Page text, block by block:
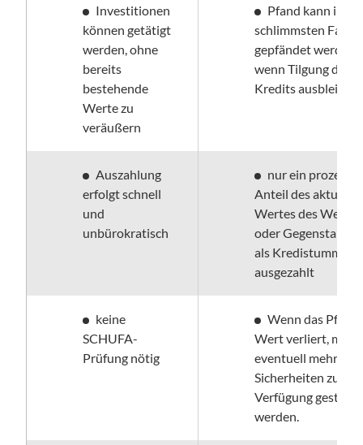
Investitionen
können getätigt
werden, ohne
bereits
bestehende
Werte zu
veräußern
Pfand kann im
schlimmsten Fall
gepfändet werden,
wenn Tilgung des
Kredits ausbleibt
Auszahlung
erfolgt schnell
und
unbürokratisch
nur ein
Anteil des
Wertes des
oder Gegenstands
als Kredistumme
ausgezahlt
keine
SCHUFA-
Prüfung nötig
Wenn das Pfand
Wert verliert,
eventuell mehr
Sicherheiten zur
Verfügung gestellt
werden.